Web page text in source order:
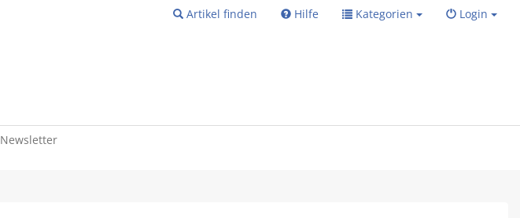
Artikel finden Hilfe Kategorien Login
Newsletter